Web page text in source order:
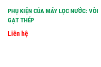
PHỤ KIỆN CỦA MÁY LỌC NƯỚC: VÒI
GẠT THÉP
Liên hệ